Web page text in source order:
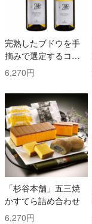
完熟したブドウを手
摘みで選定するコス
トと時間を掛けた白
ワイン2本セット！ ト
ッリ社/トレッビアー
ノ・ダブルッツォ 42
0 & コッリ・アプルテ
ィーニ 420 ぺコリー
ノ
6,270円
「杉谷本舗」五三焼
かすてら詰め合わせ
6,270円